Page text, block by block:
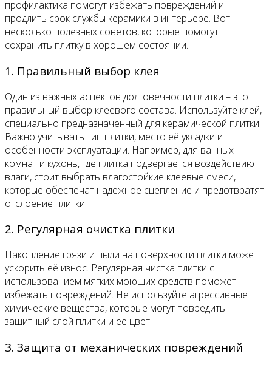
профилактика помогут избежать повреждений и
продлить срок службы керамики в интерьере. Вот
несколько полезных советов, которые помогут
сохранить плитку в хорошем состоянии.
1. Правильный выбор клея
Один из важных аспектов долговечности плитки – это
правильный выбор клеевого состава. Используйте клей,
специально предназначенный для керамической плитки.
Важно учитывать тип плитки, место её укладки и
особенности эксплуатации. Например, для ванных
комнат и кухонь, где плитка подвергается воздействию
влаги, стоит выбрать влагостойкие клеевые смеси,
которые обеспечат надежное сцепление и предотвратят
отслоение плитки.
2. Регулярная очистка плитки
Накопление грязи и пыли на поверхности плитки может
ускорить её износ. Регулярная чистка плитки с
использованием мягких моющих средств поможет
избежать повреждений. Не используйте агрессивные
химические вещества, которые могут повредить
защитный слой плитки и её цвет.
3. Защита от механических повреждений